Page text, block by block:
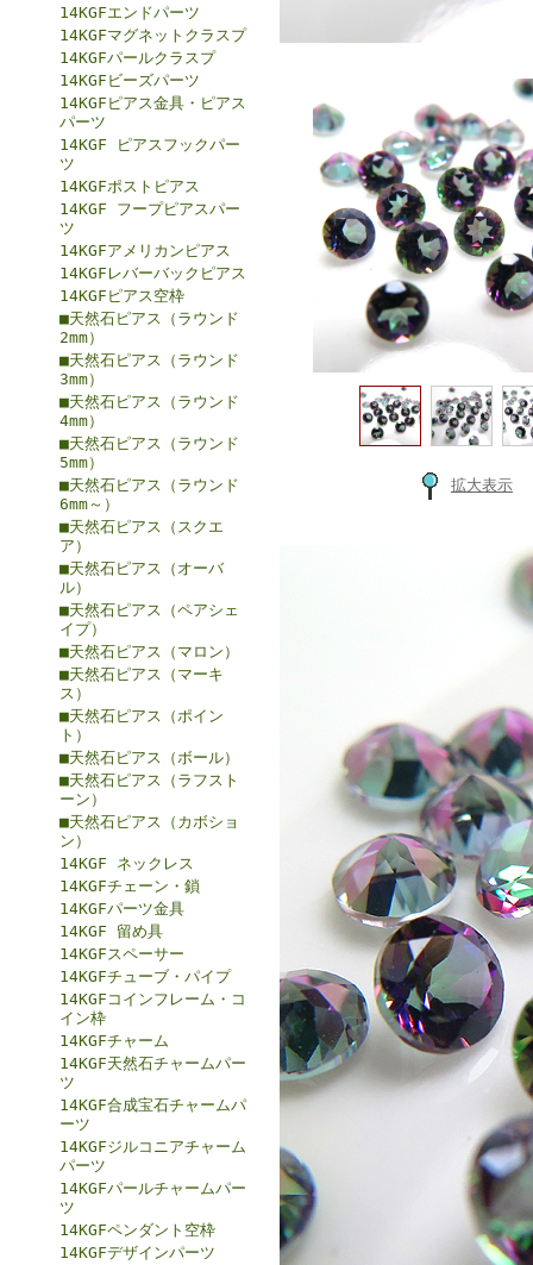
14KGFエンドパーツ
14KGFマグネットクラスプ
14KGFパールクラスプ
14KGFビーズパーツ
14KGFピアス金具・ピアス
パーツ
14KGF ピアスフックパー
ツ
14KGFポストピアス
14KGF フープピアスパー
ツ
14KGFアメリカンピアス
14KGFレバーバックピアス
14KGFピアス空枠
■天然石ピアス（ラウンド
2mm）
■天然石ピアス（ラウンド
3mm）
■天然石ピアス（ラウンド
4mm）
■天然石ピアス（ラウンド
5mm）
■天然石ピアス（ラウンド
6mm～）
■天然石ピアス（スクエ
ア）
■天然石ピアス（オーバ
ル）
■天然石ピアス（ペアシェ
イプ）
■天然石ピアス（マロン）
■天然石ピアス（マーキ
ス）
■天然石ピアス（ポイン
ト）
■天然石ピアス（ボール）
■天然石ピアス（ラフスト
ーン）
■天然石ピアス（カボショ
ン）
14KGF ネックレス
14KGFチェーン・鎖
14KGFパーツ金具
14KGF 留め具
14KGFスペーサー
14KGFチューブ・パイプ
14KGFコインフレーム・コ
イン枠
14KGFチャーム
14KGF天然石チャームパー
ツ
14KGF合成宝石チャームパ
ーツ
14KGFジルコニアチャーム
パーツ
14KGFパールチャームパー
ツ
14KGFペンダント空枠
14KGFデザインパーツ
拡大表示